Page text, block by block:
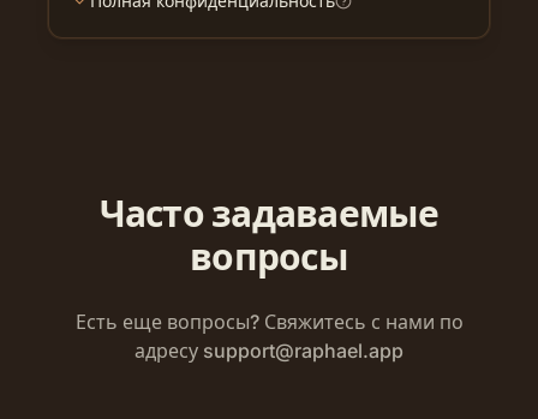
Часто задаваемые
вопросы
Есть еще вопросы? Свяжитесь с нами по
адресу support@raphael.app